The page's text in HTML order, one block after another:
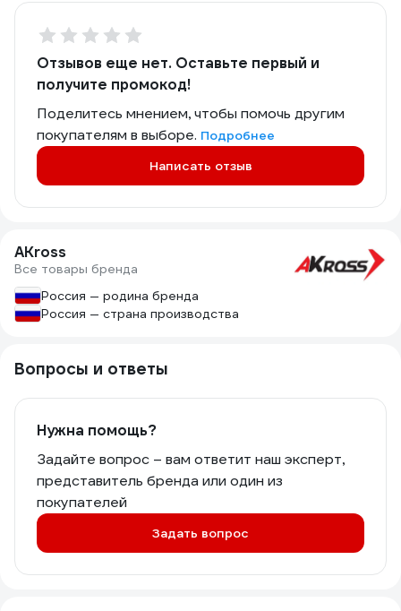
Отзывов еще нет. Оставьте первый и
получите промокод!
Поделитесь мнением, чтобы помочь другим
покупателям в выборе. Подробнее
Написать отзыв
AKross
Все товары бренда
Россия — родина бренда
Россия — страна производства
Вопросы и ответы
Нужна помощь?
Задайте вопрос – вам ответит наш эксперт,
представитель бренда или один из
покупателей
Задать вопрос